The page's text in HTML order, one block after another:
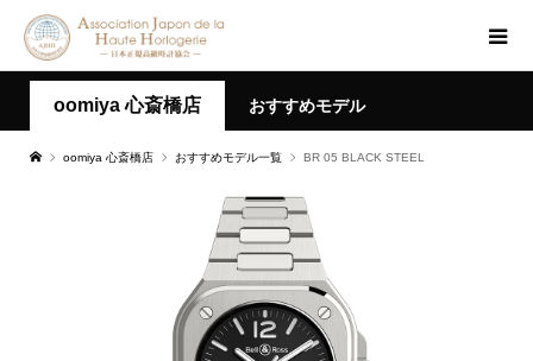
oomiya 心斎橋店 おすすめモデル
oomiya 心斎橋店 おすすめモデル一覧 BR 05 BLACK STEEL